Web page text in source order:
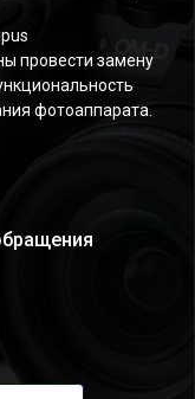
провести замену
фотоаппарата.